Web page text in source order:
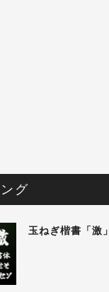
グ
玉ねぎ楷書「激」